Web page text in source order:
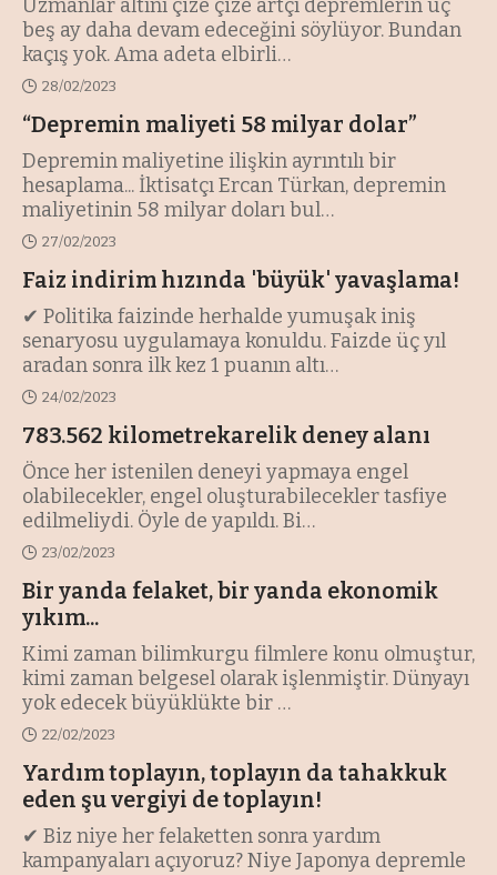
Uzmanlar altını çize çize artçı depremlerin üç
beş ay daha devam edeceğini söylüyor. Bundan
kaçış yok. Ama adeta elbirli…
28/02/2023
“Depremin maliyeti 58 milyar dolar”
Depremin maliyetine ilişkin ayrıntılı bir
hesaplama... İktisatçı Ercan Türkan, depremin
maliyetinin 58 milyar doları bul…
27/02/2023
Faiz indirim hızında 'büyük' yavaşlama!
✔ Politika faizinde herhalde yumuşak iniş
senaryosu uygulamaya konuldu. Faizde üç yıl
aradan sonra ilk kez 1 puanın altı…
24/02/2023
783.562 kilometrekarelik deney alanı
Önce her istenilen deneyi yapmaya engel
olabilecekler, engel oluşturabilecekler tasfiye
edilmeliydi. Öyle de yapıldı. Bi…
23/02/2023
Bir yanda felaket, bir yanda ekonomik
yıkım...
Kimi zaman bilimkurgu filmlere konu olmuştur,
kimi zaman belgesel olarak işlenmiştir. Dünyayı
yok edecek büyüklükte bir …
22/02/2023
Yardım toplayın, toplayın da tahakkuk
eden şu vergiyi de toplayın!
✔ Biz niye her felaketten sonra yardım
kampanyaları açıyoruz? Niye Japonya depremle